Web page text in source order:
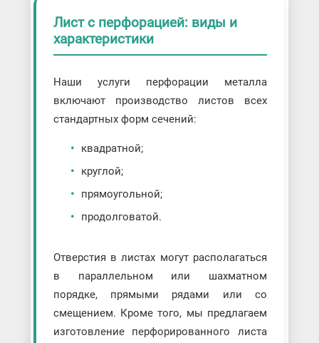
Лист с перфорацией: виды и
характеристики
Наши услуги перфорации металла
включают производство листов всех
стандартных форм сечений:
квадратной;
круглой;
прямоугольной;
продолговатой.
Отверстия в листах могут располагаться
в параллельном или шахматном
порядке, прямыми рядами или со
смещением. Кроме того, мы предлагаем
изготовление перфорированного листа